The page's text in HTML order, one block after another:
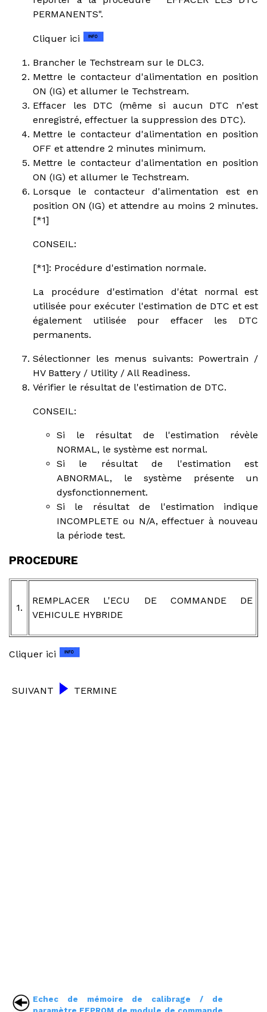
PERMANENTS".
Cliquer ici
Brancher le Techstream sur le DLC3.
Mettre le contacteur d'alimentation en position
ON (IG) et allumer le Techstream.
Effacer les DTC (même si aucun DTC n'est
enregistré, effectuer la suppression des DTC).
Mettre le contacteur d'alimentation en position
OFF et attendre 2 minutes minimum.
Mettre le contacteur d'alimentation en position
ON (IG) et allumer le Techstream.
Lorsque le contacteur d'alimentation est en
position ON (IG) et attendre au moins 2 minutes.
[*1]
CONSEIL:
[*1]: Procédure d'estimation normale.
La procédure d'estimation d'état normal est
utilisée pour exécuter l'estimation de DTC et est
également utilisée pour effacer les DTC
permanents.
Sélectionner les menus suivants: Powertrain /
HV Battery / Utility / All Readiness.
Vérifier le résultat de l'estimation de DTC.
CONSEIL:
Si le résultat de l'estimation révèle
NORMAL, le système est normal.
Si le résultat de l'estimation est
ABNORMAL, le système présente un
dysfonctionnement.
Si le résultat de l'estimation indique
INCOMPLETE ou N/A, effectuer à nouveau
la période test.
PROCEDURE
1.
REMPLACER L'ECU DE COMMANDE DE
VEHICULE HYBRIDE
Cliquer ici
SUIVANT TERMINE
Echec de mémoire de calibrage / de